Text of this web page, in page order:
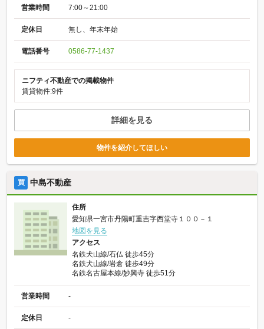
営業時間 7:00～21:00
定休日 無し、年末年始
電話番号 0586-77-1437
ニフティ不動産での掲載物件
賃貸物件:9件
詳細を見る
物件を紹介してほしい
買 中島不動産
住所
愛知県一宮市丹陽町重吉字西堂寺１００－１
地図を見る
アクセス
名鉄犬山線/石仏 徒歩45分
名鉄犬山線/岩倉 徒歩49分
名鉄名古屋本線/妙興寺 徒歩51分
営業時間 -
定休日 -